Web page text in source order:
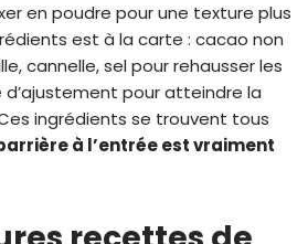
en poudre pour une texture plus
est à la carte : cacao non
cannelle, sel pour rehausser les
d’ajustement pour atteindre la
ingrédients se trouvent tous
à l’entrée est vraiment